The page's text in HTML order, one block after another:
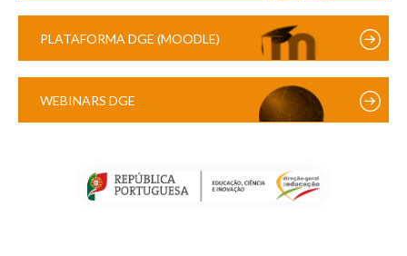
PLATAFORMA DGE (MOODLE)
WEBINARS DGE